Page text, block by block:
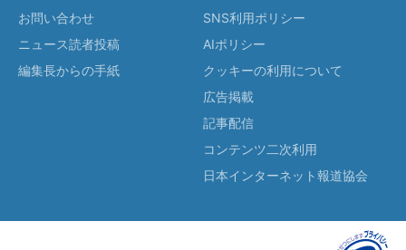
お問い合わせ
ニュース読者投稿
編集長からの手紙
SNS利用ポリシー
AIポリシー
クッキーの利用について
広告掲載
記事配信
コンテンツ二次利用
日本インターネット報道協会